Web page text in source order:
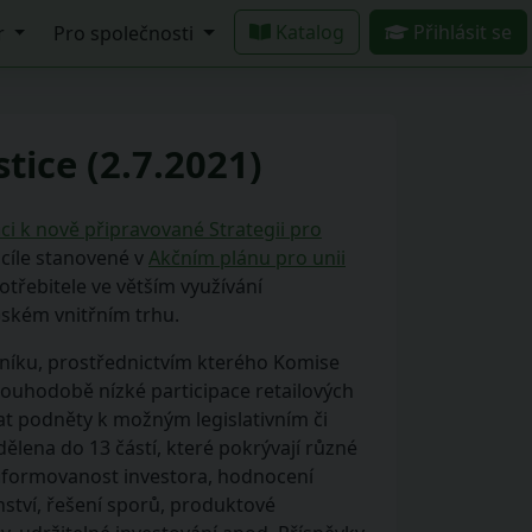
Pro společnosti Katalog Přihlásit se
(2.7.2021)
k nově připravované Strategii pro
stanovené vAkčním plánu pro unii
ve větším využívání
vnitřním trhu.
prostřednictvím kterého Komise
nízké participace retailových
podněty k možným legislativním či
do 13 částí, které pokrývají různé
investora, hodnocení
řešení sporů, produktové